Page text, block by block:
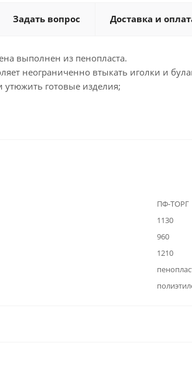
Задать вопрос Доставка и
выполнен из пенопласта.
неограниченно втыкать иголки и
утюжить готовые изделия;
ПФ-ТОРГ
1130
960
1210